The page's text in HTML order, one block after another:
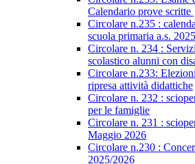
Calendario prove scritte
Circolare n.235 :
scuola primaria a.s.
Circolare n. 234 :
scolastico alunni con
Circolare n.233:
ripresa attività didattiche
Circolare n. 232 :
per le famiglie
Circolare n. 231 :
Maggio 2026
Circolare n.230 :
2025/2026